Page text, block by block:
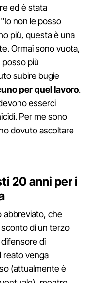
ed è stata
non le posso
più, questa è una
Ormai sono vuota,
posso più
subire bugie
per quel lavoro.
esserci
Per me sono
dovuto ascoltare
20 anni per i
abbreviato, che
di un terzo
difensore di
reato venga
(attualmente è